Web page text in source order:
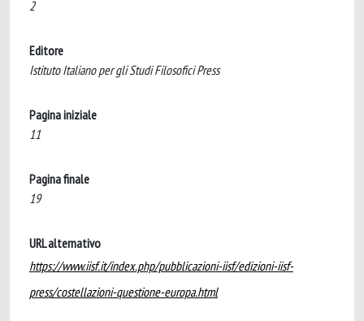
2
Editore
Istituto Italiano per gli Studi Filosofici Press
Pagina iniziale
11
Pagina finale
19
URL alternativo
https://www.iisf.it/index.php/pubblicazioni-iisf/edizioni-iisf-
press/costellazioni-questione-europa.html